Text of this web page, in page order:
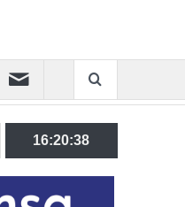
sunan ürün hacmini
16:20:39